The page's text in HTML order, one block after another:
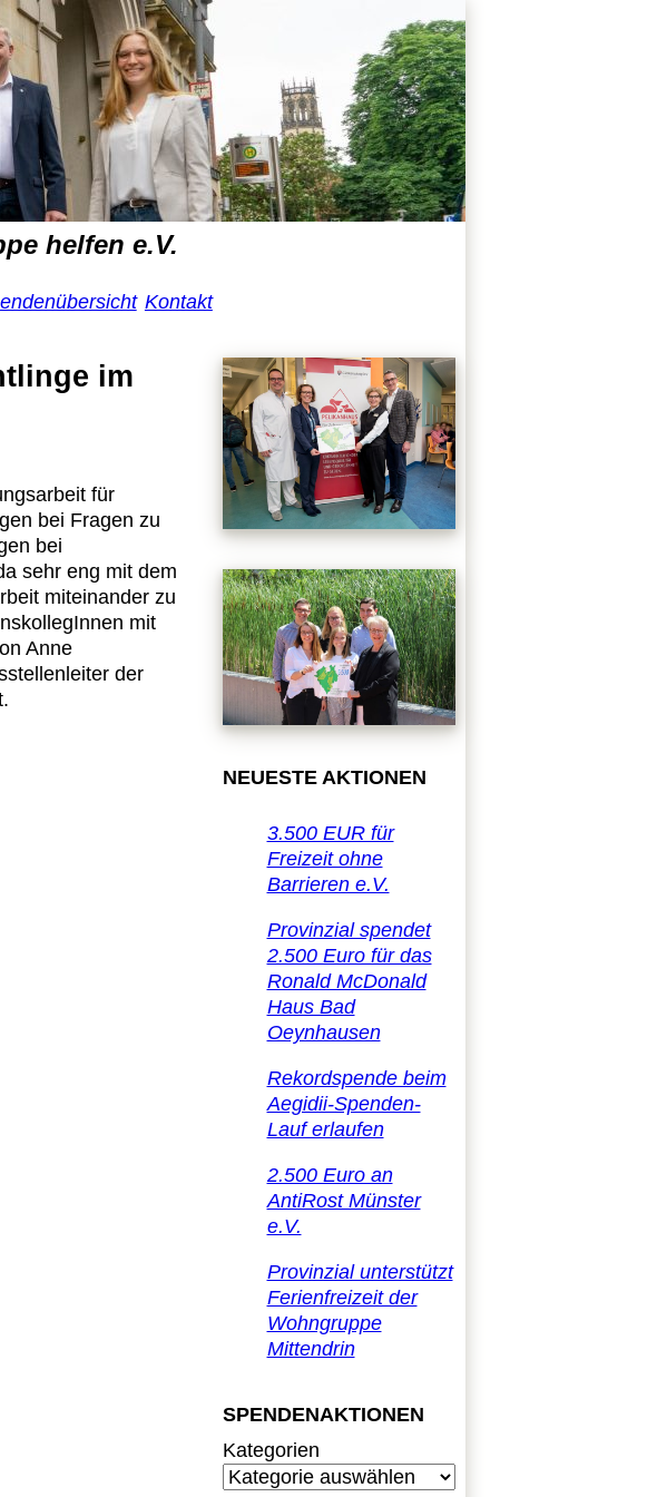
helfen e.V.
Kontakt
im
für
bei Fragen zu
bei
sehr eng mit dem
miteinander zu
mit
Anne
der
NEUESTE AKTIONEN
3.500 EUR für
Freizeit ohne
Barrieren e.V.
Provinzial spendet
2.500 Euro für das
Ronald McDonald
Haus Bad
Oeynhausen
Rekordspende beim
Aegidii-Spenden-
Lauf erlaufen
2.500 Euro an
AntiRost Münster
e.V.
Provinzial unterstützt
Ferienfreizeit der
Wohngruppe
Mittendrin
SPENDENAKTIONEN
Kategorien